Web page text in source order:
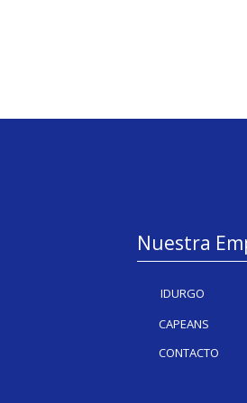
Nuestra
IDURGO
CAPEANS
CONTACTO